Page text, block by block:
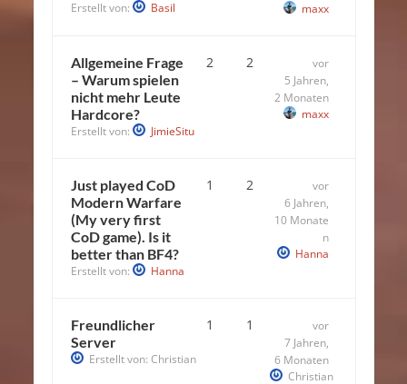
Erstellt von: Basil
maxx
Allgemeine Frage
– Warum spielen
nicht mehr Leute
Hardcore?
Erstellt von: JimieSitu
2 2
vor
5 Jahren,
2 Monaten
maxx
Just played CoD
Modern Warfare
(My very first
CoD game). Is it
better than BF4?
Erstellt von: Hanna
1 2
vor
6 Jahren,
10 Monate
n
Hanna
Freundlicher
Server
Erstellt von: Christian
1 1
vor
7 Jahren,
6 Monaten
Christian